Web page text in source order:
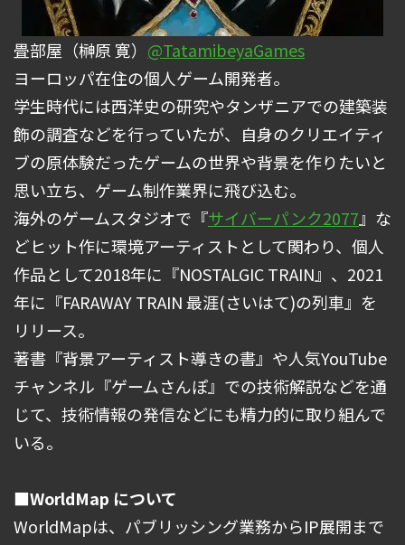
畳部屋（榊原 寛） @TatamibeyaGames
ヨーロッパ在住の個人ゲーム開発者。
学生時代には西洋史の研究やタンザニアでの建築装
飾の調査などを行っていたが、自身のクリエイティ
ブの原体験だったゲームの世界や背景を作りたいと
思い立ち、ゲーム制作業界に飛び込む。
海外のゲームスタジオで『サイバーパンク2077』な
どヒット作に環境アーティストとして関わり、個人
作品として2018年に『NOSTALGIC TRAIN』、2021
年に『FARAWAY TRAIN 最涯(さいはて)の列車』を
リリース。
著書『背景アーティスト導きの書』や人気YouTube
チャンネル『ゲームさんぽ』での技術解説などを通
じて、技術情報の発信などにも精力的に取り組んで
いる。
■WorldMap について
WorldMapは、パブリッシング業務からIP展開まで